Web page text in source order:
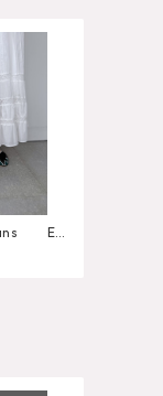
ans Ed